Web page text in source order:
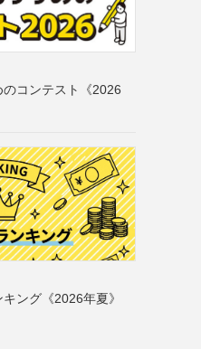
コンテスト《2026
ング《2026年夏》